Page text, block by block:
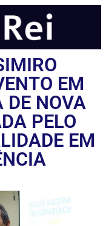
EM
DE NOVA
PELO
EM